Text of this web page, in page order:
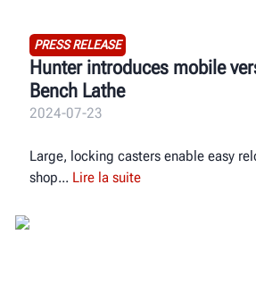
PRESS RELEASE
Hunter introduces mobile
Bench Lathe
2024-07-23
Large, locking casters enable easy
shop
Lire la suite